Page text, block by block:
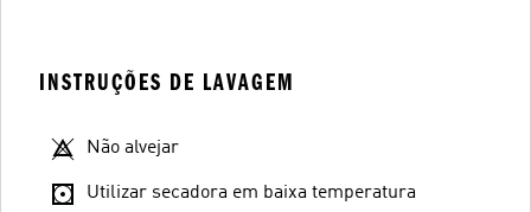
INSTRUÇÕES DE LAVAGEM
Não alvejar
Utilizar secadora em baixa temperatura